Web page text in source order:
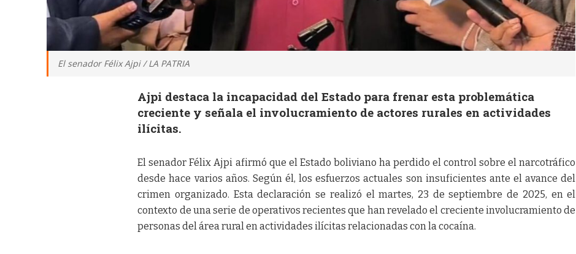
El senador Félix Ajpi / LA PATRIA
Ajpi destaca la incapacidad del Estado para frenar esta problemática
creciente y señala el involucramiento de actores rurales en actividades
ilícitas.
El senador Félix Ajpi afirmó que el Estado boliviano ha perdido el control sobre el narcotráfico
desde hace varios años. Según él, los esfuerzos actuales son insuficientes ante el avance del
crimen organizado. Esta declaración se realizó el martes, 23 de septiembre de 2025, en el
contexto de una serie de operativos recientes que han revelado el creciente involucramiento de
personas del área rural en actividades ilícitas relacionadas con la cocaína.